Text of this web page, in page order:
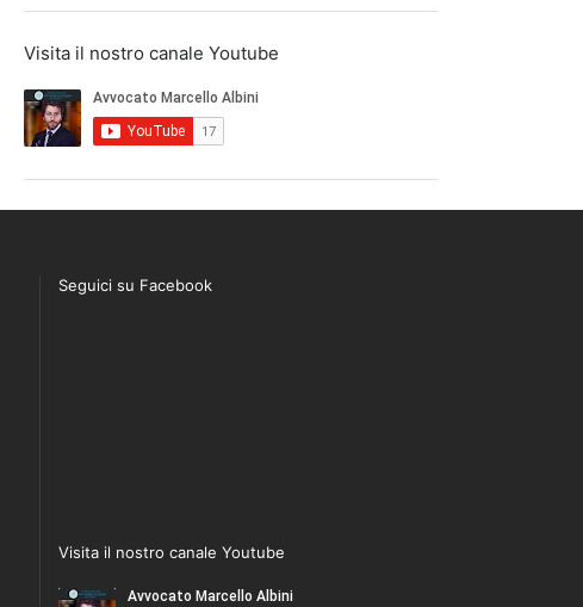
Visita il nostro canale Youtube
Seguici su Facebook
Visita il nostro canale Youtube